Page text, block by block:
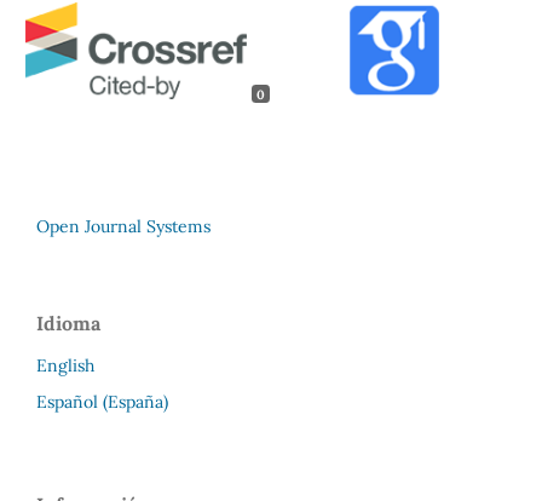
0
Open Journal Systems
Idioma
English
Español (España)